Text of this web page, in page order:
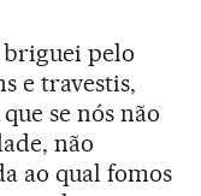
briguei pelo
e travestis,
se nós não
não
ao qual fomos